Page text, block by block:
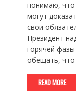
понимаю, что
могут
свои
Президент
горячей
обещать,
READ MORE